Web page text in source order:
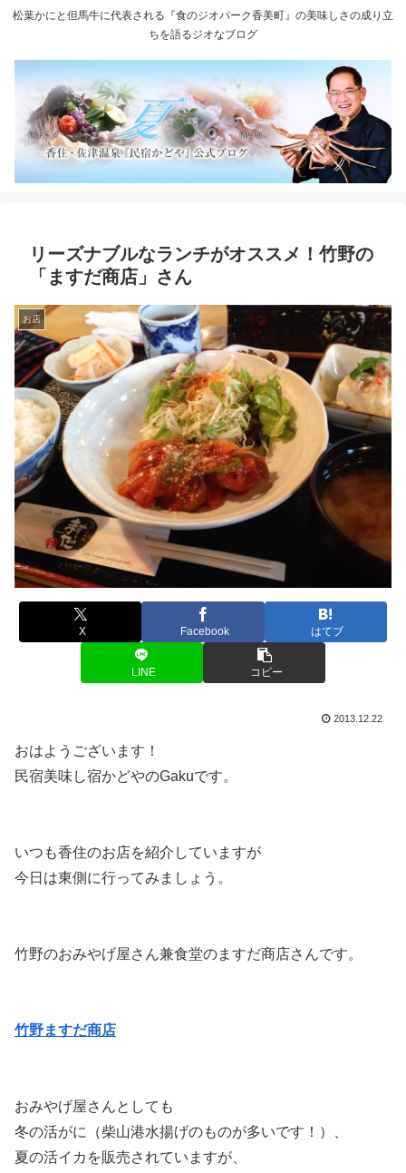
松葉かにと但馬牛に代表される『食のジオパーク香美町』の美味しさの成り立
ちを語るジオなブログ
リーズナブルなランチがオススメ！竹野の
「ますだ商店」さん
お店
X Facebook はてブ
LINE コピー
2013.12.22
おはようございます！
民宿美味し宿かどやのGakuです。
いつも香住のお店を紹介していますが
今日は東側に行ってみましょう。
竹野のおみやげ屋さん兼食堂のますだ商店さんです。
竹野ますだ商店
おみやげ屋さんとしても
冬の活がに（柴山港水揚げのものが多いです！）、
夏の活イカを販売されていますが、